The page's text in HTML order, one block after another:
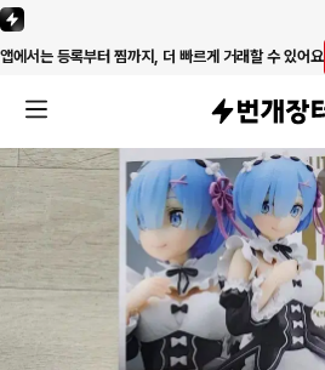
앱에서는 등록부터 찜까지, 더 빠르게 거래할 수 있어요